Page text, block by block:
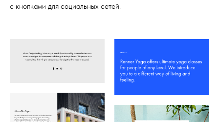
с кнопками для социальных сетей.